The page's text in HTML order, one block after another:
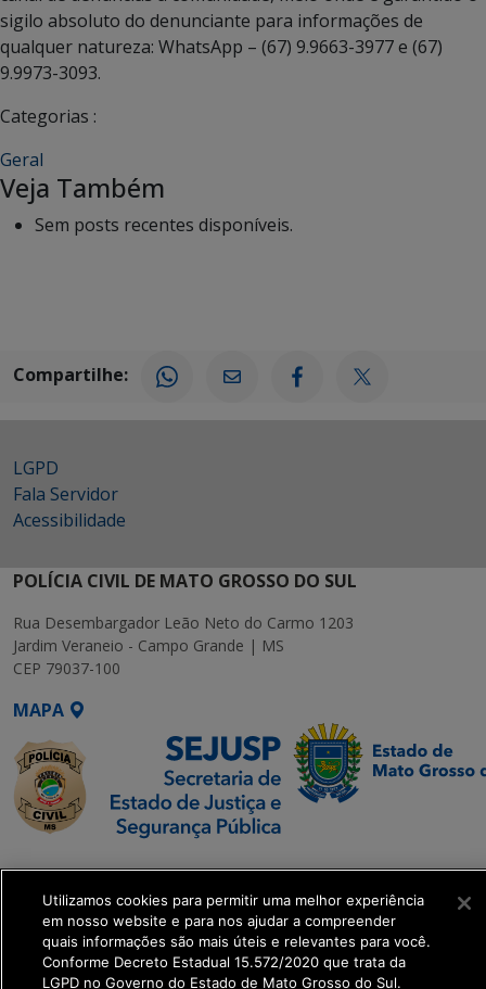
sigilo absoluto do denunciante para informações de
qualquer natureza: WhatsApp – (67) 9.9663-3977 e (67)
9.9973-3093.
Categorias :
Geral
Veja Também
Sem posts recentes disponíveis.
Compartilhe:
LGPD
Fala Servidor
Acessibilidade
POLÍCIA CIVIL DE MATO GROSSO DO SUL
Rua Desembargador Leão Neto do Carmo 1203
Jardim Veraneio - Campo Grande | MS
CEP 79037-100
MAPA
SETDIG | Secretaria-
Executiva de
Transformação Digital
get_footer();
Utilizamos cookies para permitir uma melhor experiência
em nosso website e para nos ajudar a compreender
quais informações são mais úteis e relevantes para você.
Conforme Decreto Estadual 15.572/2020 que trata da
LGPD no Governo do Estado de Mato Grosso do Sul.